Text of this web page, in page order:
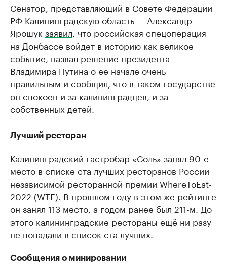
Сенатор, представляющий в Совете Федерации
РФ Калининградскую область — Александр
Ярошук заявил , что российская спецоперация
на Донбассе войдет в историю как великое
событие, назвал решение президента
Владимира Путина о ее начале очень
правильным и сообщил, что в таком государстве
он спокоен и за калининградцев, и за
собственных детей.
Лучший ресторан
Калининградский гастробар «Соль» занял 90-е
место в списке ста лучших ресторанов России
независимой ресторанной премии WhereToEat-
2022 (WTE). В прошлом году в этом же рейтинге
он занял 113 место, а годом ранее был 211-м. До
этого калининградские рестораны ещё ни разу
не попадали в список ста лучших.
Сообщения о минировании